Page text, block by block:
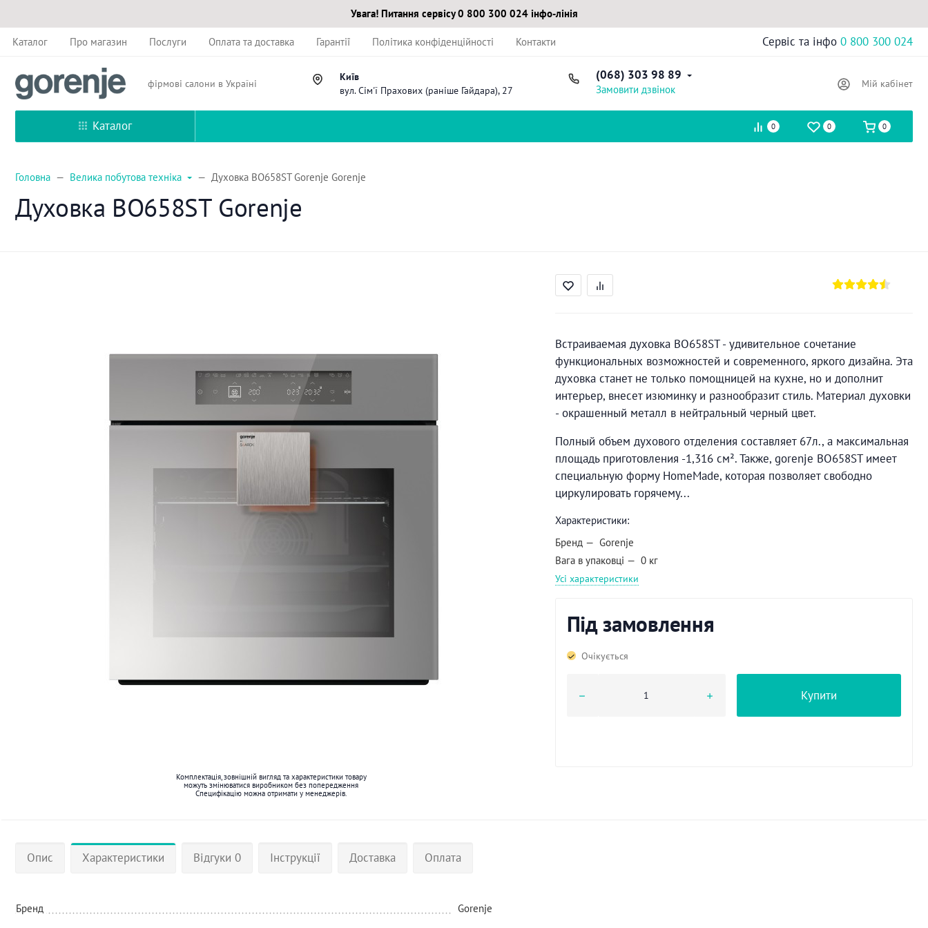
Увага! Питання сервісу 0 800 300 024 інфо-лінія
Каталог Про магазин Послуги Оплата та доставка Гарантії Політика конфіденційності Контакти Сервіс та інфо 0 800 300 024
фірмові салони в Україні
Київ
вул. Сім'ї Прахових (раніше Гайдара), 27
(068) 303 98 89
Замовити дзвінок Мій кабінет
Каталог 0 0 0
Головна Велика побутова техніка Духовка BO658ST Gorenje Gorenje
Духовка BO658ST Gorenje
Комплектація, зовнішній вигляд та характеристики товару
можуть змінюватися виробником без попередження
Специфікацію можна отримати у менеджерів.
Встраиваемая духовка BO658ST - удивительное сочетание
функциональных возможностей и современного, яркого дизайна. Эта
духовка станет не только помощницей на кухне, но и дополнит
интерьер, внесет изюминку и разнообразит стиль. Материал духовки
- окрашенный металл в нейтральный черный цвет.
Полный объем духового отделения составляет 67л., а максимальная
площадь приготовления -1,316 см². Также, gorenje BO658ST имеет
специальную форму HomeMade, которая позволяет свободно
циркулировать горячему...
Характеристики:
Бренд
Gorenje
Вага в упаковці
0 кг
Усі характеристики
Під замовлення
Очікується
Купити
Опис Характеристики Відгуки 0 Інструкції Доставка Оплата
Бренд
Gorenje